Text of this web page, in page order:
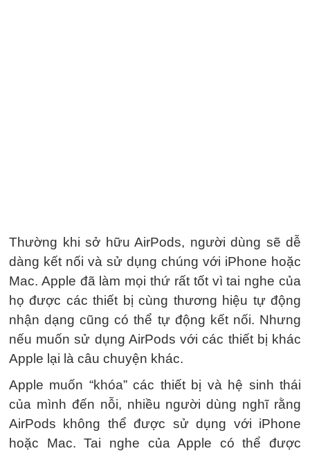
Thường khi sở hữu AirPods, người dùng sẽ dễ
dàng kết nối và sử dụng chúng với iPhone hoặc
Mac. Apple đã làm mọi thứ rất tốt vì tai nghe của
họ được các thiết bị cùng thương hiệu tự động
nhận dạng cũng có thể tự động kết nối. Nhưng
nếu muốn sử dụng AirPods với các thiết bị khác
Apple lại là câu chuyện khác.
Apple muốn “khóa” các thiết bị và hệ sinh thái
của mình đến nỗi, nhiều người dùng nghĩ rằng
AirPods không thể được sử dụng với iPhone
hoặc Mac. Tai nghe của Apple có thể được